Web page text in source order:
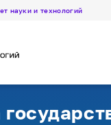
науки и технологий